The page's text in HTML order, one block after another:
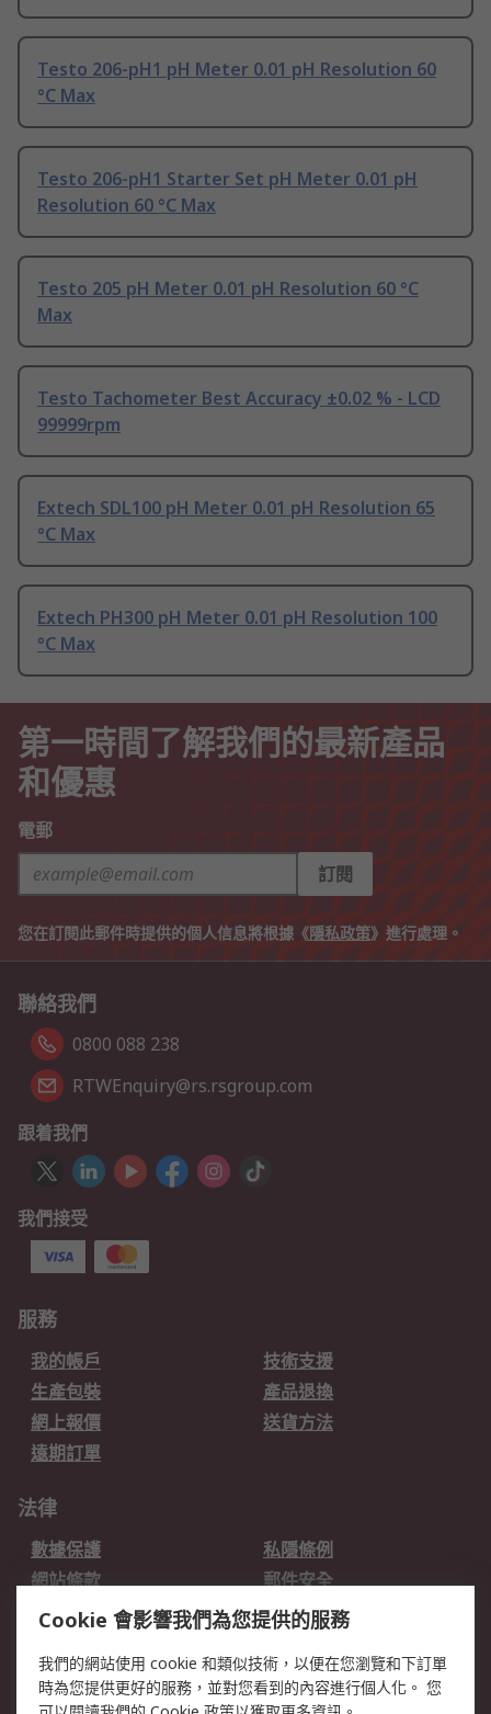
Testo 206-pH1 pH Meter 0.01 pH Resolution 60
°C Max
Testo 206-pH1 Starter Set pH Meter 0.01 pH
Resolution 60 °C Max
Testo 205 pH Meter 0.01 pH Resolution 60 °C
Max
Testo Tachometer Best Accuracy ±0.02 % - LCD
99999rpm
Extech SDL100 pH Meter 0.01 pH Resolution 65
°C Max
Extech PH300 pH Meter 0.01 pH Resolution 100
°C Max
第一時間了解我們的最新產品
和優惠
電郵
訂閱
您在訂閱此郵件時提供的個人信息將根據《隱私政策》進行處理。
聯絡我們
0800 088 238
RTWEnquiry@rs.rsgroup.com
跟着我們
我們接受
服務
我的帳戶
技術支援
生產包裝
產品退換
網上報價
送貨方法
遠期訂單
法律
數據保護
私隱條例
網站條款
郵件安全
销售条款和条件
關於RS
RS的歷史 關於RS
Cookie 會影響我們為您提供的服務
我們的網站使用 cookie 和類似技術，以便在您瀏覽和下訂單
時為您提供更好的服務，並對您看到的內容進行個人化。 您